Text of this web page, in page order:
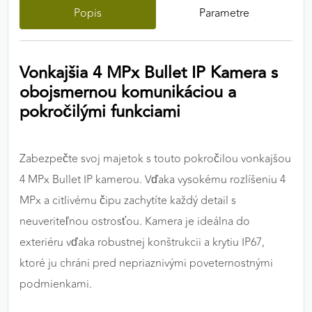
Popis Parametre
Vonkajšia 4 MPx Bullet IP Kamera s
obojsmernou komunikáciou a
pokročilými funkciami
Zabezpečte svoj majetok s touto pokročilou vonkajšou
4 MPx Bullet IP kamerou. Vďaka vysokému rozlíšeniu 4
MPx a citlivému čipu zachytíte každý detail s
neuveriteľnou ostrosťou. Kamera je ideálna do
exteriéru vďaka robustnej konštrukcii a krytiu IP67,
ktoré ju chráni pred nepriaznivými poveternostnými
podmienkami.
výkon a funkčnosť našich stránok.
Poskytovateľ: Google
Marketingové cookies sa používajú na sledovanie
správania používateľov naprieč webovými
stránkami. Umožňujú nám a našim partnerom
zobrazovať cielenú a relevantnú reklamu, a to na
našom webe aj v reklamných sieťach tretích strán.
Poskytovateľ: